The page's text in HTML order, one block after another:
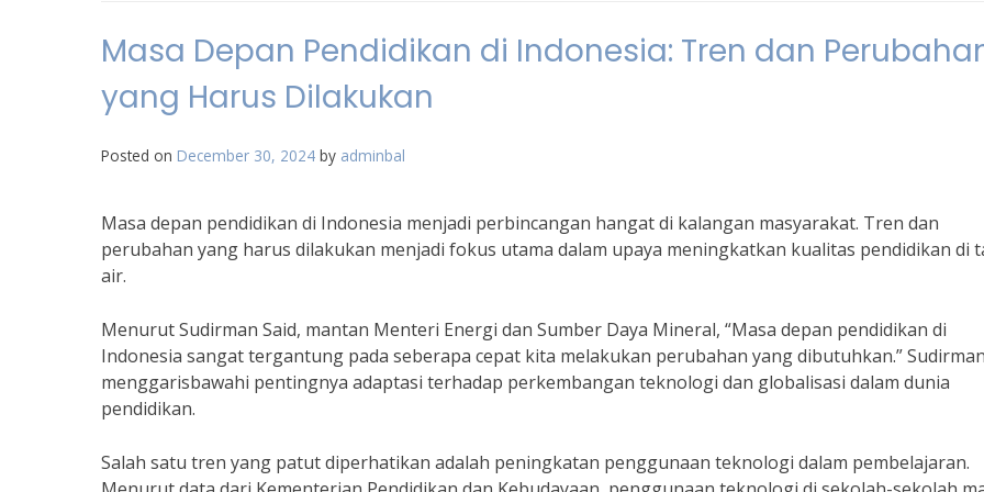
Masa Depan Pendidikan di Indonesia: Tren dan
yang Harus Dilakukan
Posted on December 30, 2024 by adminbal
Masa depan pendidikan di Indonesia menjadi perbincangan hangat di kalangan masyarakat. Tren dan
perubahan yang harus dilakukan menjadi fokus utama dalam upaya meningkatkan kualitas pendidikan di
air.
Menurut Sudirman Said, mantan Menteri Energi dan Sumber Daya Mineral, “Masa depan pendidikan di
Indonesia sangat tergantung pada seberapa cepat kita melakukan perubahan yang dibutuhkan.”
menggarisbawahi pentingnya adaptasi terhadap perkembangan teknologi dan globalisasi dalam dunia
pendidikan.
Salah satu tren yang patut diperhatikan adalah peningkatan penggunaan teknologi dalam pembelajaran.